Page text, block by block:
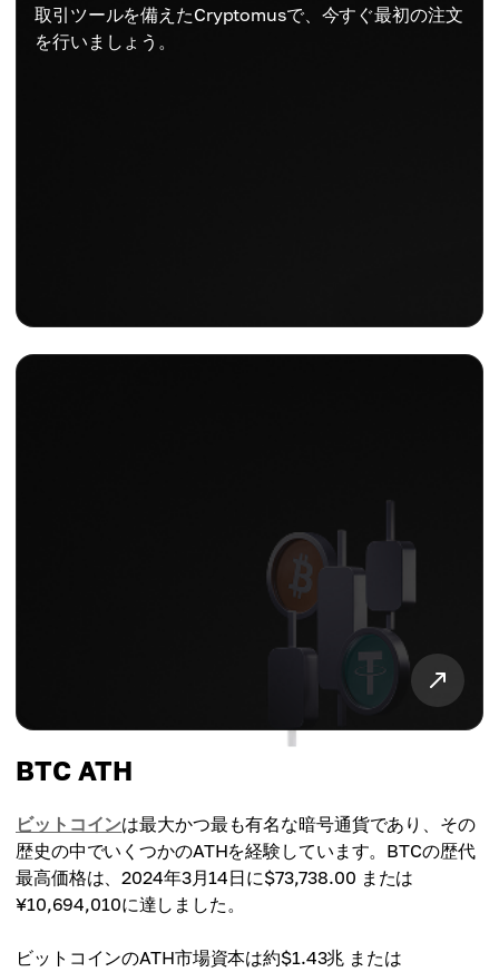
取引ツールを備えたCryptomusで、今すぐ最初の注文
を行いましょう。
BTC ATH
ビットコインは最大かつ最も有名な暗号通貨であり、その
歴史の中でいくつかのATHを経験しています。BTCの歴代
最高価格は、2024年3月14日に$73,738.00 または
¥10,694,010に達しました。
ビットコインのATH市場資本は約$1.43兆 または